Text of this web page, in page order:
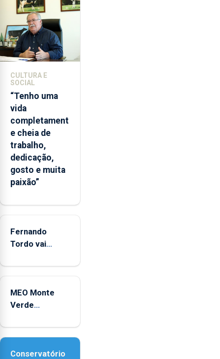
entre
2022
e
2026.
A
das
Flores
apresenta
um
“decréscimo
significativo”
da
CPUE
entre
2022
CULTURA E
SOCIAL
“Tenho uma
vida
completament
e cheia de
trabalho,
dedicação,
gosto e muita
paixão”
Fernando
Tordo vai
anos de
Coliseu
Micaelense
MEO Monte
Verde
reforço da
Conservatório